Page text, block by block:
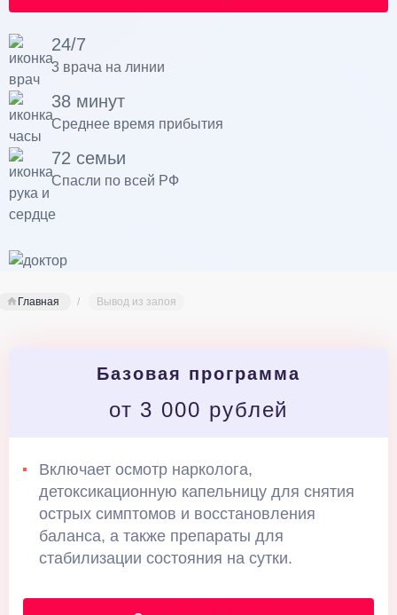
24/7
3 врача на линии
38 минут
Среднее время прибытия
72 семьи
Спасли по всей РФ
Главная Вывод из запоя
Базовая программа
от 3 000 рублей
Включает осмотр нарколога,
детоксикационную капельницу для снятия
острых симптомов и восстановления
баланса, а также препараты для
стабилизации состояния на сутки.